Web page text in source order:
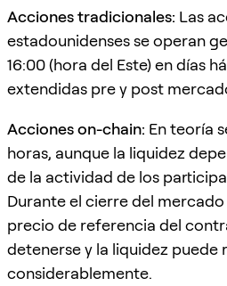
Acciones tradicionales: Las
estadounidenses se operan
16:00 (hora del Este) en días
extendidas pre y post
Acciones on-chain: En teoría
horas, aunque la liquidez
de la actividad de los
Durante el cierre del
precio de referencia del
detenerse y la liquidez puede
considerablemente.